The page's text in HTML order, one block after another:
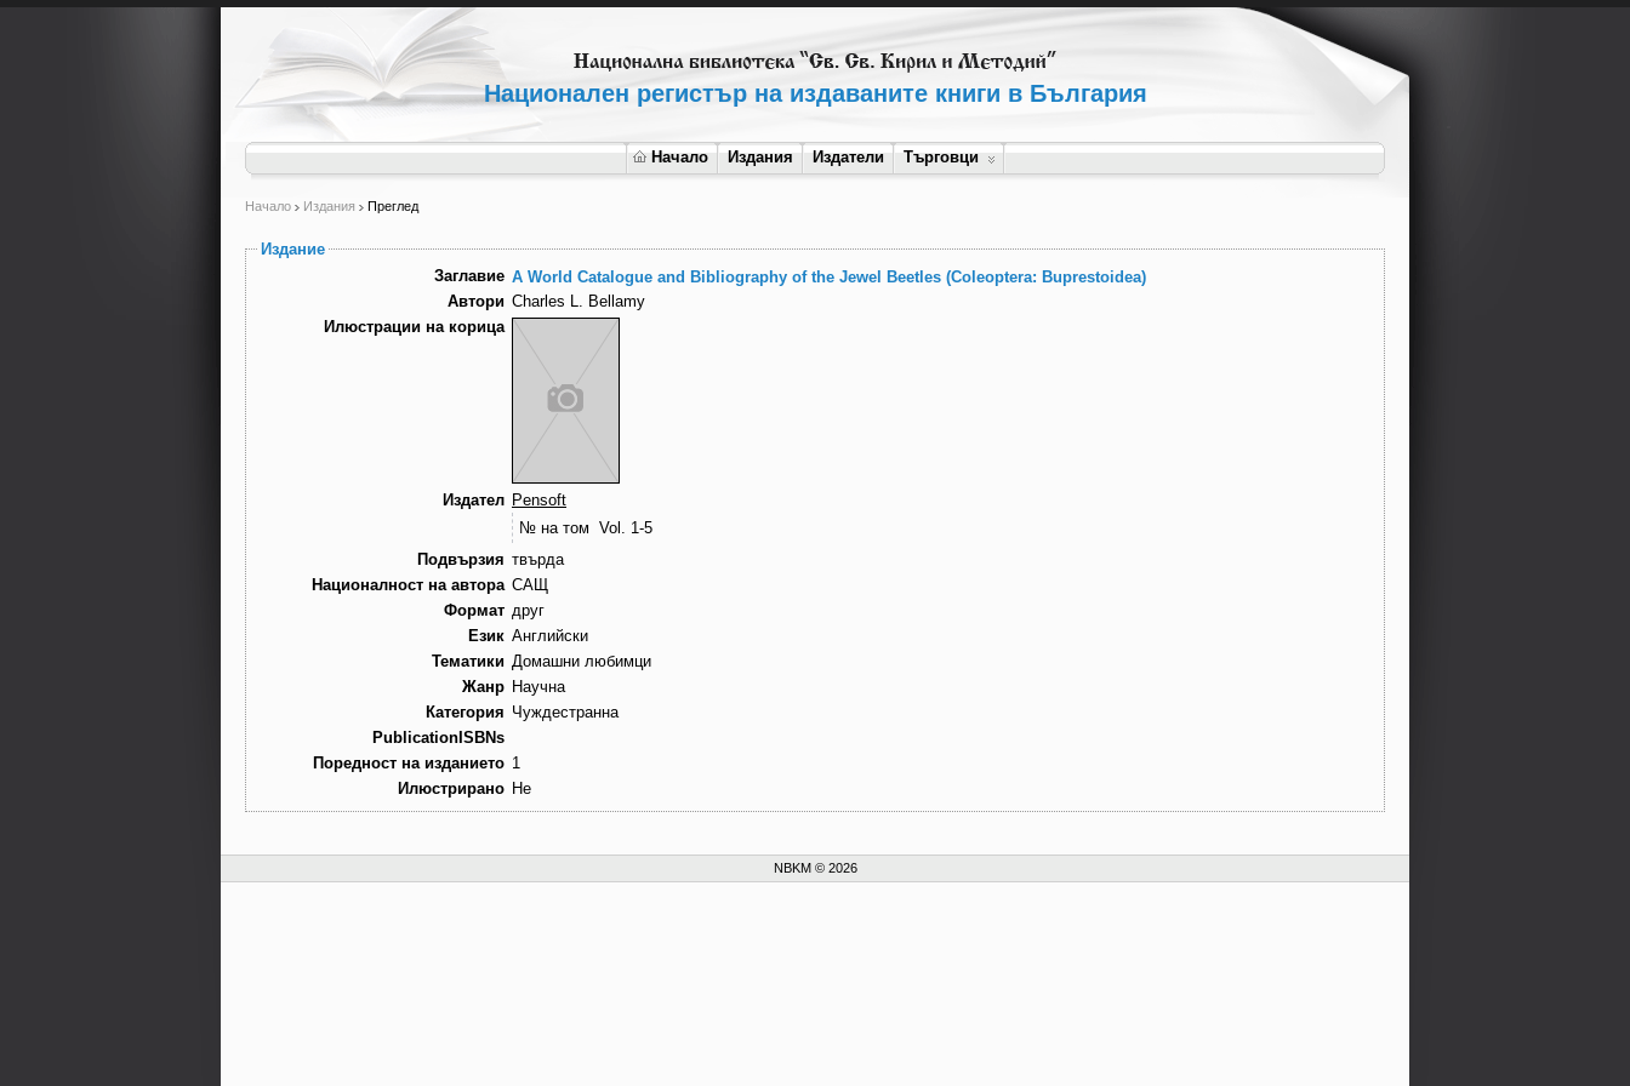
Национален регистър на издаваните книги в България
Начало Издания Издатели Търговци
Начало Издания Преглед
Издание
Заглавие A World Catalogue and Bibliography of the Jewel Beetles (Coleoptera: Buprestoidea)
Автори Charles L. Bellamy
Илюстрации на корица
Издател Pensoft
№ на том Vol. 1-5
Подвързия твърда
Националност на автора САЩ
Формат друг
Език Английски
Тематики Домашни любимци
Жанр Научна
Категория Чуждестранна
PublicationISBNs
Поредност на изданието 1
Илюстрирано Не
NBKM © 2026